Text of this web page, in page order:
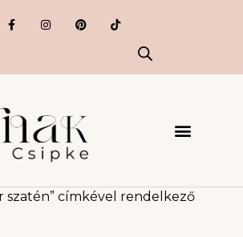
szatén” címkével rendelkező